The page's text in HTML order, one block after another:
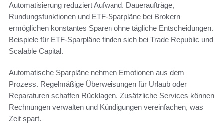
Automatisierung reduziert Aufwand. Daueraufträge,
Rundungsfunktionen und ETF-Sparpläne bei Brokern
ermöglichen konstantes Sparen ohne tägliche Entscheidungen.
Beispiele für ETF-Sparpläne finden sich bei Trade Republic und
Scalable Capital.
Automatische Sparpläne nehmen Emotionen aus dem
Prozess. Regelmäßige Überweisungen für Urlaub oder
Reparaturen schaffen Rücklagen. Zusätzliche Services können
Rechnungen verwalten und Kündigungen vereinfachen, was
Zeit spart.